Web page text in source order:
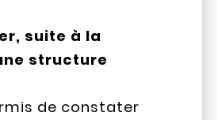
suite à la
structure
de constater